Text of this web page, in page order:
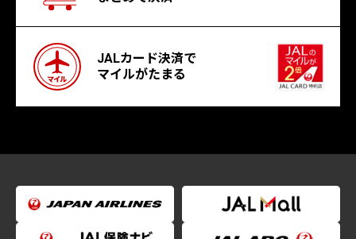
JALカード決済で
マイルがたまる